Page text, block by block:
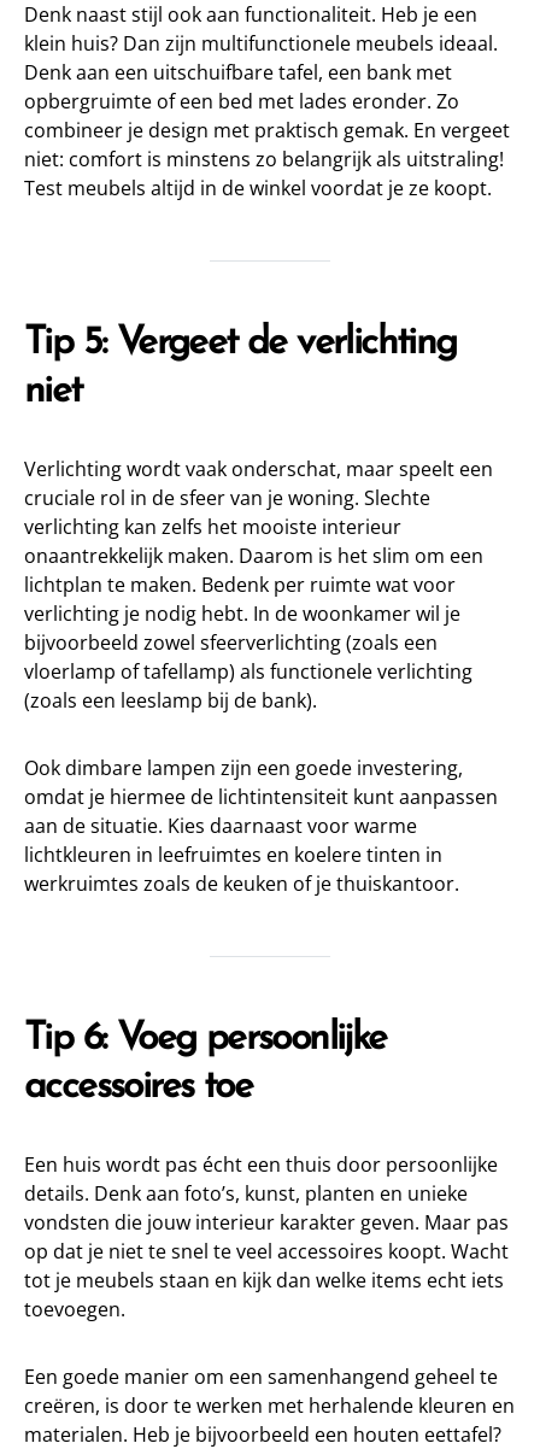
Denk naast stijl ook aan functionaliteit. Heb je een
klein huis? Dan zijn multifunctionele meubels ideaal.
Denk aan een uitschuifbare tafel, een bank met
opbergruimte of een bed met lades eronder. Zo
combineer je design met praktisch gemak. En vergeet
niet: comfort is minstens zo belangrijk als uitstraling!
Test meubels altijd in de winkel voordat je ze koopt.
Tip 5: Vergeet de verlichting
niet
Verlichting wordt vaak onderschat, maar speelt een
cruciale rol in de sfeer van je woning. Slechte
verlichting kan zelfs het mooiste interieur
onaantrekkelijk maken. Daarom is het slim om een
lichtplan te maken. Bedenk per ruimte wat voor
verlichting je nodig hebt. In de woonkamer wil je
bijvoorbeeld zowel sfeerverlichting (zoals een
vloerlamp of tafellamp) als functionele verlichting
(zoals een leeslamp bij de bank).
Ook dimbare lampen zijn een goede investering,
omdat je hiermee de lichtintensiteit kunt aanpassen
aan de situatie. Kies daarnaast voor warme
lichtkleuren in leefruimtes en koelere tinten in
werkruimtes zoals de keuken of je thuiskantoor.
Tip 6: Voeg persoonlijke
accessoires toe
Een huis wordt pas écht een thuis door persoonlijke
details. Denk aan foto’s, kunst, planten en unieke
vondsten die jouw interieur karakter geven. Maar pas
op dat je niet te snel te veel accessoires koopt. Wacht
tot je meubels staan en kijk dan welke items echt iets
toevoegen.
Een goede manier om een samenhangend geheel te
creëren, is door te werken met herhalende kleuren en
materialen. Heb je bijvoorbeeld een houten eettafel?